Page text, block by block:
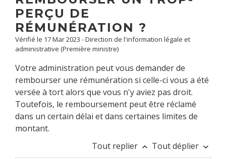
PERÇU DE
RÉMUNÉRATION ?
Vérifié le 17 Mar 2023 - Direction de l'information légale et
administrative (Première ministre)
Votre administration peut vous demander de
rembourser une rémunération si celle-ci vous a été
versée à tort alors que vous n'y aviez pas droit.
Toutefois, le remboursement peut être réclamé
dans un certain délai et dans certaines limites de
montant.
Tout replier keyboard_arrow_up Tout déplier keyboard_arrow_down